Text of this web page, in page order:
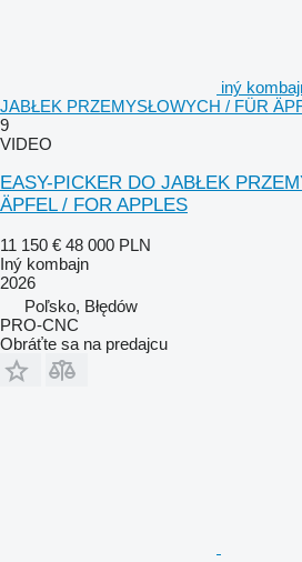
iný
JABŁEK PRZEMYSŁOWYCH / FÜR
9
VIDEO
EASY-PICKER DO JABŁEK
ÄPFEL / FOR APPLES
11 150 € 48 000 PLN
Iný kombajn
2026
Poľsko, Błędów
PRO-CNC
Obráťte sa na predajcu